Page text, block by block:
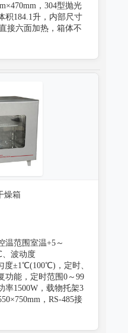
，304型抛光
积184.1升，内部尺寸
接六面加热，箱体不
燥箱
温范围室温+5～
波动度
±1℃(100℃)，定时、
功能，定时范围0～99
率1500W，载物托架3
，RS-485接